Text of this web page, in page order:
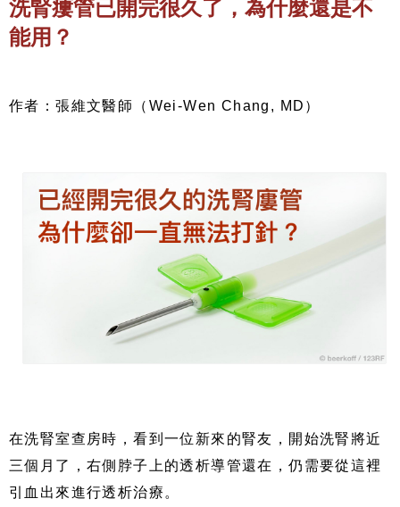
洗腎瘻管已開完很久了，為什麼還是不
能用？
作者：張維文醫師（Wei-Wen Chang, MD）
在洗腎室查房時，看到一位新來的腎友，開始洗腎將近
三個月了，右側脖子上的透析導管還在，仍需要從這裡
引血出來進行透析治療。